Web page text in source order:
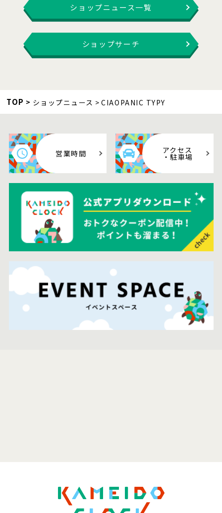
ショップニュース一覧
ショップサーチ
TOP ショップニュース CIAOPANIC TYPY
営業時間 アクセス
・駐車場